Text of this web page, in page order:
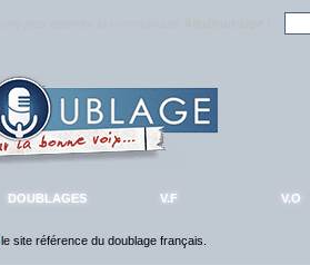
DOUBLAGES V.F V.O
, le site référence du doublage français.